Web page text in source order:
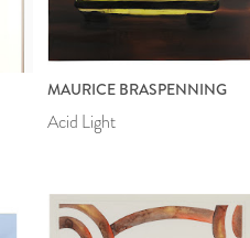
MAURICE BRASPENNING
Acid Light